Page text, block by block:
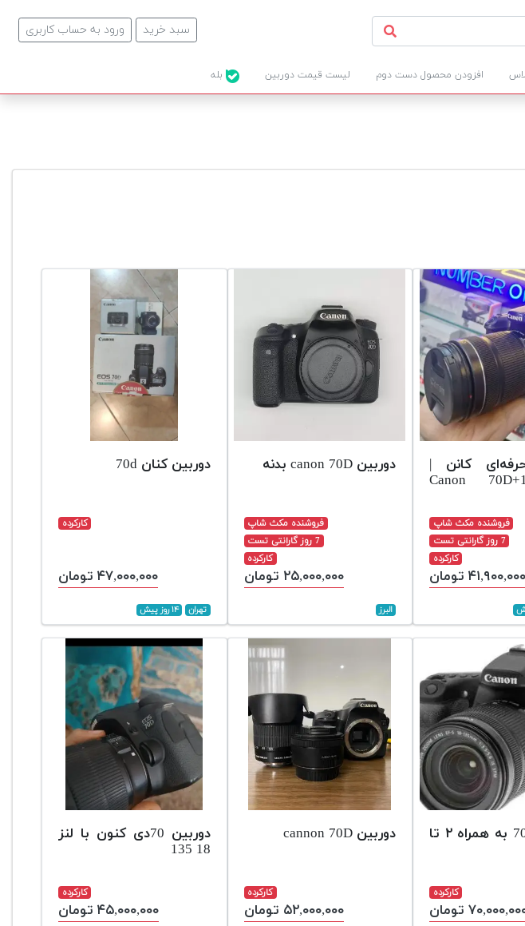
ورود به حساب کاربری سبد خرید
افزودن محصول دست دوم لیست قیمت دوربین
کانن |
Canon
فروشنده مکث شاپ
7 روز گارانتی تست
کارکرده
۴۱,۹۰۰,۰۰۰ تومان
دوربین canon 70D بدنه
فروشنده مکث شاپ
7 روز گارانتی تست
کارکرده
۲۵,۰۰۰,۰۰۰ تومان
البرز
دوربین کنان 70d
کارکرده
۴۷,۰۰۰,۰۰۰ تومان
تهران ۱۴ روز پیش
دوربین 70D به همراه ۲ تا
کارکرده
تومان
دوربین cannon 70D
کارکرده
۵۲,۰۰۰,۰۰۰ تومان
دوربین 70دی کنون با لنز
18 135
کارکرده
۴۵,۰۰۰,۰۰۰ تومان